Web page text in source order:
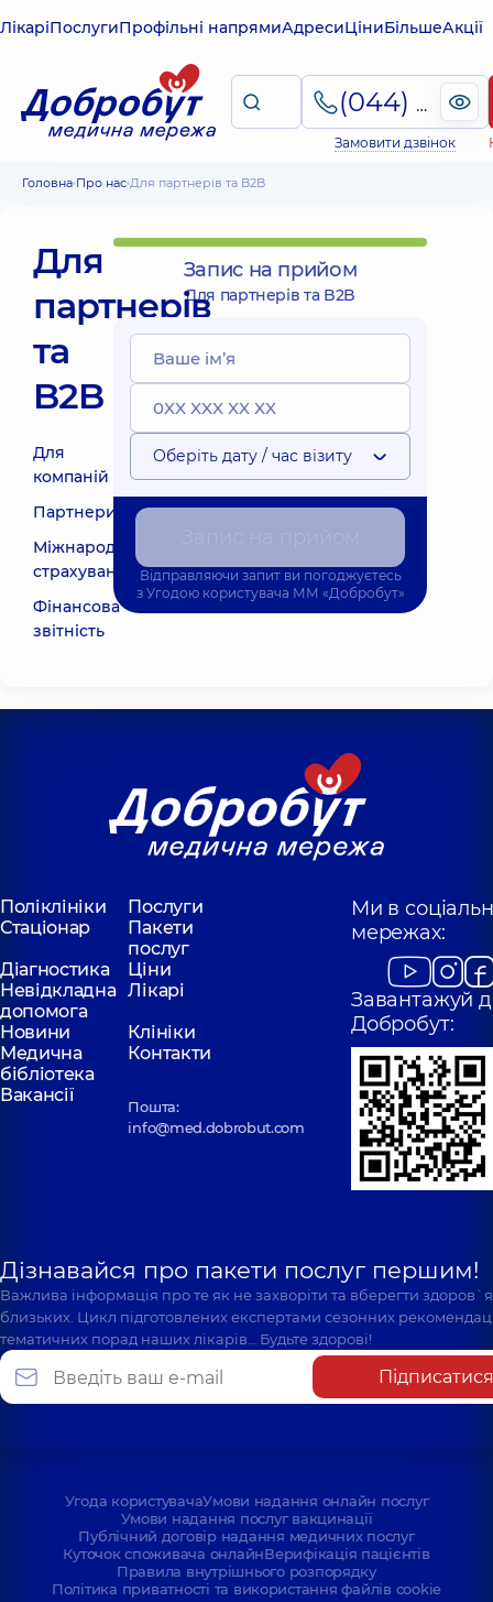
ЛікаріПослугиПрофільні напрямиАдресиЦіниБільшеАкції
(044) 495-2-888
Замовити дзвінок
Головна Про нас Для партнерів та B2B
Для
партнерів
та
B2B
Для
компаній
Партнери
Міжнародне
страхування
Фінансова
звітність
Запис на прийом
Для партнерів та B2B
Оберіть дату / час візиту
Відправляючи запит ви погоджуєтесь
з Угодою користувача ММ «Добробут»
Поліклініки
Послуги
Стаціонар
Пакети
послуг
Діагностика
Ціни
Невідкладна
допомога
Лікарі
Новини
Клініки
Медична
бібліотека
Контакти
Вакансії
Пошта:
info@med.dobrobut.com
Ми в
мережах:
Завантажуй
Добробут:
Дізнавайся про пакети послуг першим!
Важлива інформація про те як не захворіти та вберегти
близьких. Цикл підготовлених експертами сезонних
тематичних порад наших лікарів… Будьте здорові!
Підписатися
Угода користувачаУмови надання онлайн послуг
Умови надання послуг вакцинації
Публічний договір надання медичних послуг
Куточок споживача онлайнВерифікація пацієнтів
Правила внутрішнього розпорядку
Політика приватності та використання файлів cookie